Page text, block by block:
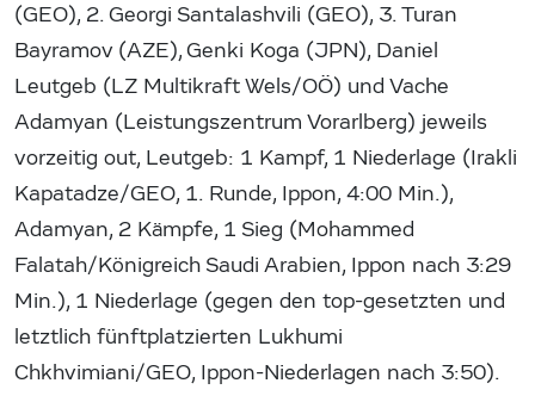
(GEO), 2. Georgi Santalashvili (GEO), 3. Turan
Bayramov (AZE), Genki Koga (JPN), Daniel
Leutgeb (LZ Multikraft Wels/OÖ) und Vache
Adamyan (Leistungszentrum Vorarlberg) jeweils
vorzeitig out, Leutgeb: 1 Kampf, 1 Niederlage (Irakli
Kapatadze/GEO, 1. Runde, Ippon, 4:00 Min.),
Adamyan, 2 Kämpfe, 1 Sieg (Mohammed
Falatah/Königreich Saudi Arabien, Ippon nach 3:29
Min.), 1 Niederlage (gegen den top-gesetzten und
letztlich fünftplatzierten Lukhumi
Chkhvimiani/GEO, Ippon-Niederlagen nach 3:50).